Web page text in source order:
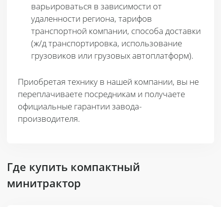
варьироваться в зависимости от
удаленности региона, тарифов
транспортной компании, способа доставки
(ж/д транспортировка, использование
грузовиков или грузовых автоплатформ).
Приобретая технику в нашей компании, вы не
переплачиваете посредникам и получаете
официальные гарантии завода-
производителя.
Где купить компактный
минитрактор